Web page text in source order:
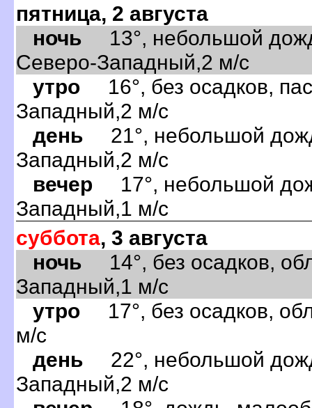
пятница, 2 августа
ночь 13°, небольшой
Северо-Западный,2 м/с
утро 16°, без осадков,
Западный,2 м/с
день 21°, небольшой
Западный,2 м/с
вечер 17°, небольшой
Западный,1 м/с
суббота, 3 августа
ночь 14°, без осадков,
Западный,1 м/с
утро 17°, без осадков,
м/с
день 22°, небольшой
Западный,2 м/с